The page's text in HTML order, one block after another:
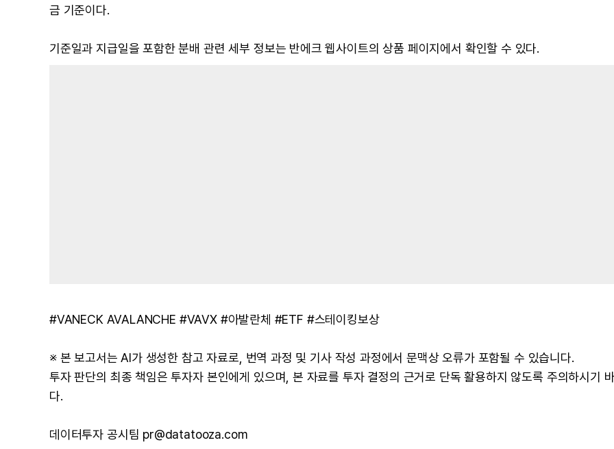
금 기준이다.
기준일과 지급일을 포함한 분배 관련 세부 정보는 반에크 웹사이트의 상품 페이지에서 확인할 수 있다.
#VANECK AVALANCHE #VAVX #아발란체 #ETF #스테이킹보상
※ 본 보고서는 AI가 생성한 참고 자료로, 번역 과정 및 기사 작성 과정에서 문맥상 오류가 포함될 수 있습니다.
투자 판단의 최종 책임은 투자자 본인에게 있으며, 본 자료를 투자 결정의 근거로 단독 활용하지 않도록 주의하시기
다.
데이터투자 공시팀 pr@datatooza.com